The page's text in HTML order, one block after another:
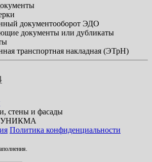
документооборот ЭДО
документы или дубликаты
транспортная накладная (ЭТрН)
УНИКМА
Политика конфиденциальности